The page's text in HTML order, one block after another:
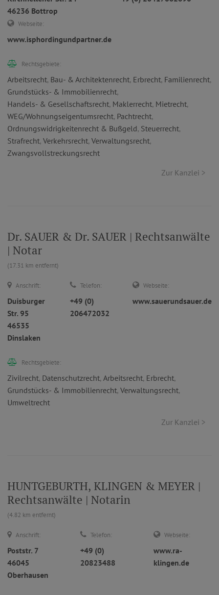
46236 Bottrop
Webseite:
www.isphordingundpartner.de
Rechtsgebiete:
Arbeitsrecht, Bau- & Architektenrecht, Erbrecht, Familienrecht,
Grundstücks- & Immobilienrecht,
Handels- & Gesellschaftsrecht, Maklerrecht, Mietrecht,
WEG/Wohnungseigentumsrecht, Pachtrecht,
Ordnungswidrigkeitenrecht & Bußgeld, Steuerrecht,
Strafrecht, Verkehrsrecht, Verwaltungsrecht,
Zwangsvollstreckungsrecht
Zur Kanzlei >
Dr. SAUER & Dr. SAUER | Rechtsanwälte
| Notar
(17.31 km entfernt)
Anschrift:
Duisburger
Str. 95
46535
Dinslaken
Telefon:
+49 (0)
206472032
Webseite:
www.sauerundsauer.de
Rechtsgebiete:
Zivilrecht, Datenschutzrecht, Arbeitsrecht, Erbrecht,
Grundstücks- & Immobilienrecht, Verwaltungsrecht,
Umweltrecht
Zur Kanzlei >
HUNTGEBURTH, KLINGEN & MEYER |
Rechtsanwälte | Notarin
(4.82 km entfernt)
Anschrift:
Poststr. 7
46045
Oberhausen
Telefon:
+49 (0)
20823488
Webseite:
www.ra-
klingen.de